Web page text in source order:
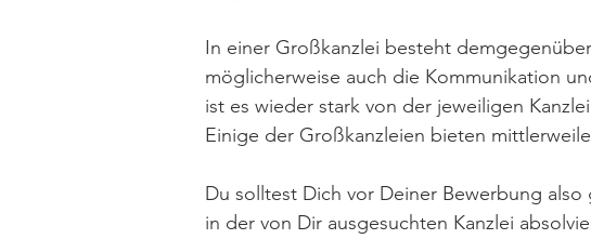
In einer Großkanzlei besteht
möglicherweise auch die Kommunikation
ist es wieder stark von der jeweiligen
Einige der Großkanzleien bieten
Du solltest Dich vor Deiner Bewerbung
in der von Dir ausgesuchten Kanzlei